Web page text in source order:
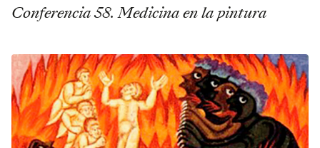
Conferencia 58. Medicina en la pintura